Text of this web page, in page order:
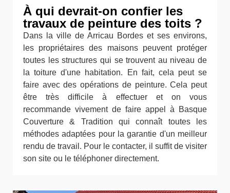
À qui devrait-on confier les
travaux de peinture des toits ?
Dans la ville de Arricau Bordes et ses environs,
les propriétaires des maisons peuvent protéger
toutes les structures qui se trouvent au niveau de
la toiture d'une habitation. En fait, cela peut se
faire avec des opérations de peinture. Cela peut
être très difficile à effectuer et on vous
recommande vivement de faire appel à Basque
Couverture & Tradition qui connaît toutes les
méthodes adaptées pour la garantie d'un meilleur
rendu de travail. Pour le contacter, il suffit de visiter
son site ou le téléphoner directement.